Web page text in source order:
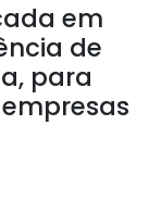
em
de
para